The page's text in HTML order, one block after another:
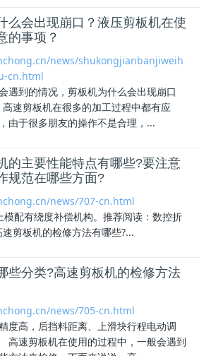
么会出现崩口？液压剪板机在使
的事项？
news/shukongjianbanjiweih
cn.html
遇到的情况，剪板机为什么会出现崩口
高速剪板机在很多的加工过程中都有应
由于很多朋友的操作不是合理，...
的主要性能特点有哪些?要注意
规范在哪些方面?
news/707-cn.html
有绕度补偿机构。推荐阅读：数控折
速剪板机的检修方法有哪些?...
些分类?高速剪板机的检修方法
news/705-cn.html
度高，后挡料距离、上滑块行程电动调
高速剪板机在使用的过程中，一般会遇到